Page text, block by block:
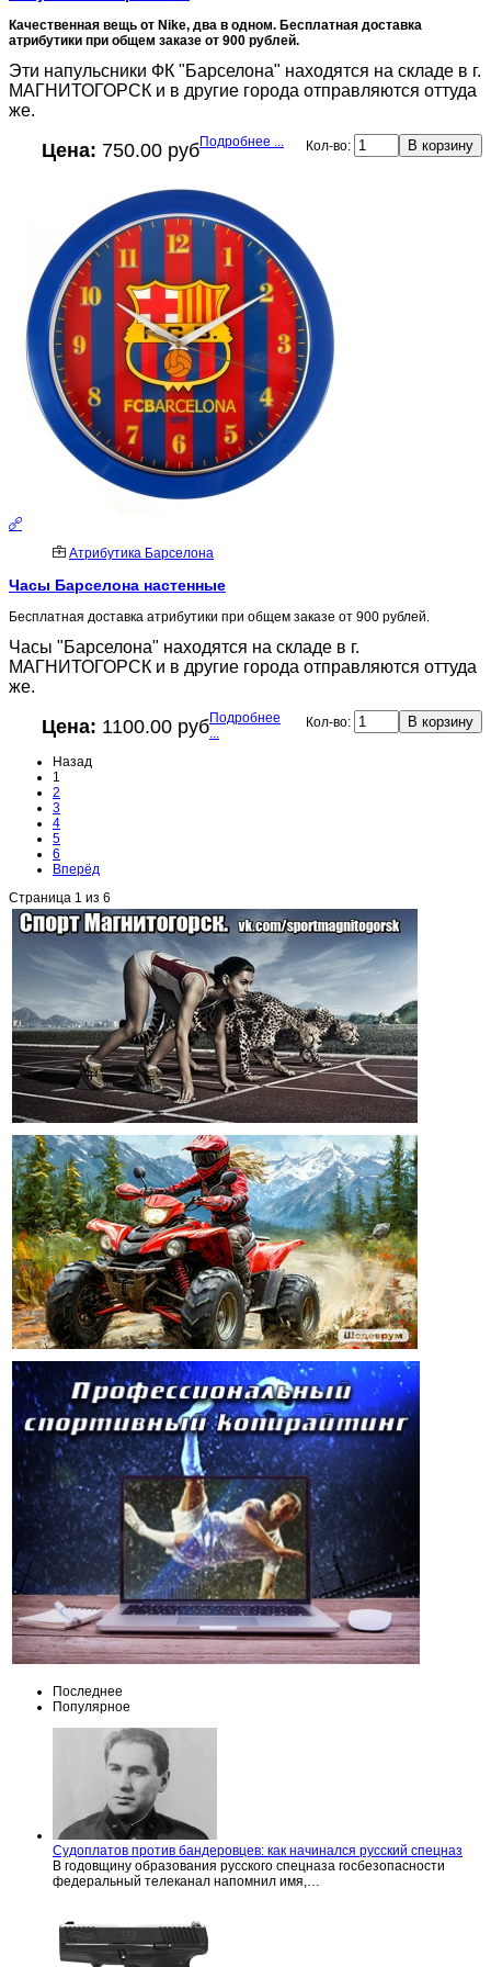
Качественная вещь от Nike, два в одном. Бесплатная доставка
атрибутики при общем заказе от 900 рублей.
Эти напульсники ФК "Барселона" находятся на складе в г.
МАГНИТОГОРСК и в другие города отправляются оттуда
же.
Цена: 750.00 руб Кол-во:
Подробнее ...
Атрибутика Барселона
Часы Барселона настенные
Бесплатная доставка атрибутики при общем заказе от 900 рублей.
Часы "Барселона" находятся на складе в г.
МАГНИТОГОРСК и в другие города отправляются оттуда
же.
Цена: 1100.00 руб Кол-во:
Подробнее
Назад
1
2
3
4
5
6
Вперёд
Страница 1 из 6
Последнее
Популярное
Судоплатов против бандеровцев: как начинался русский спецназ
В годовщину образования русского спецназа госбезопасности
федеральный телеканал напомнил имя,…